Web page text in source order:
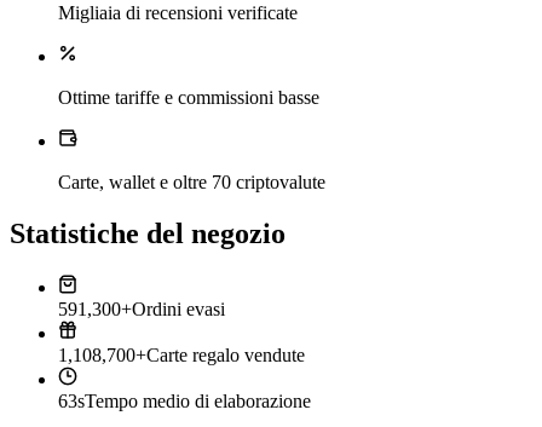
Migliaia di recensioni verificate
Ottime tariffe e commissioni basse
Carte, wallet e oltre 70 criptovalute
Statistiche del negozio
591,300+Ordini evasi
1,108,700+Carte regalo vendute
63sTempo medio di elaborazione